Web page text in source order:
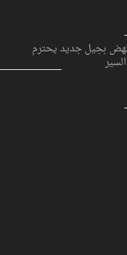
بجيل جديد يحترم